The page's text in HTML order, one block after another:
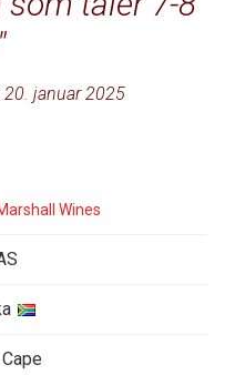
januar 2025
Wines